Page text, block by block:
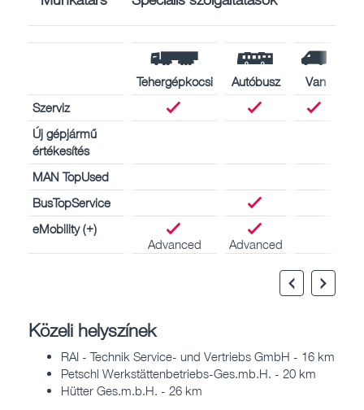
Tehergépkocsi Autóbusz
Van
Szerviz
Új gépjármű
értékesítés
MAN TopUsed
BusTopService
eMobility (+)
Advanced
Advanced
Közeli helyszínek
RAI - Technik Service- und Vertriebs GmbH - 16 km
Petschl Werkstättenbetriebs-Ges.mb.H. - 20 km
Hütter Ges.m.b.H. - 26 km